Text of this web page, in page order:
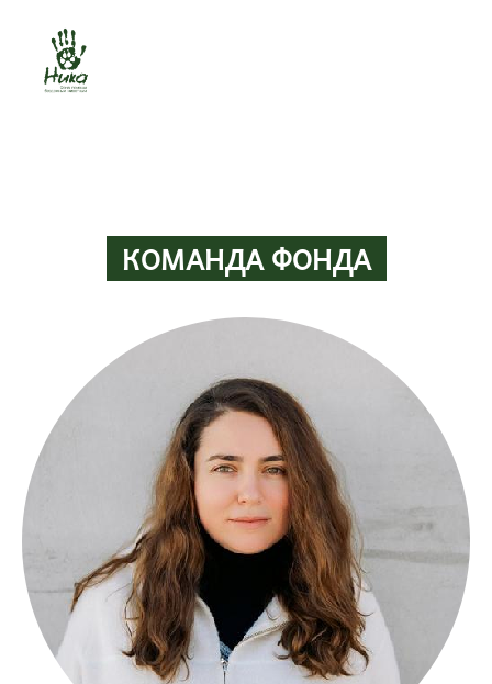
КОМАНДА ФОНДА